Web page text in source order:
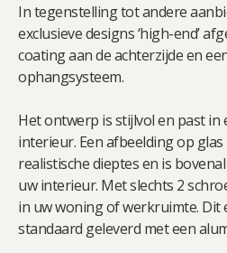
In tegenstelling tot andere
exclusieve designs ‘high-end’
coating aan de achterzijde en
ophangsysteem.
Het ontwerp is stijlvol en past in
interieur. Een afbeelding op
realistische dieptes en is
uw interieur. Met slechts 2
in uw woning of werkruimte. Dit
standaard geleverd met een